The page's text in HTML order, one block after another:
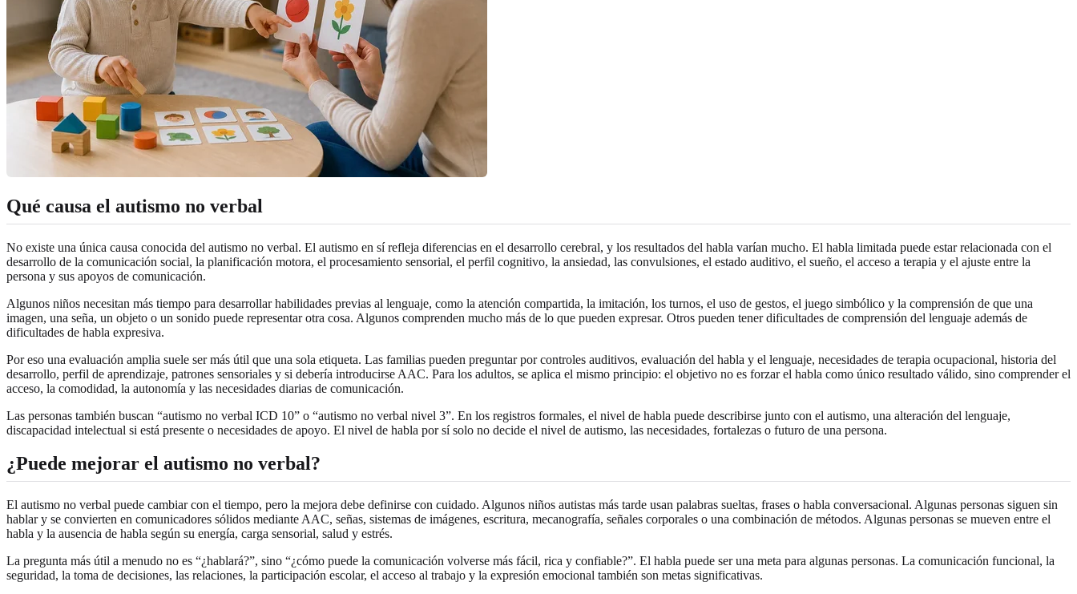
Qué causa el autismo no verbal
No existe una única causa conocida del autismo no verbal. El autismo en sí refleja diferencias en el desarrollo cerebral, y los resultados del habla varían mucho. El habla limitada puede estar relacionada con el
desarrollo de la comunicación social, la planificación motora, el procesamiento sensorial, el perfil cognitivo, la ansiedad, las convulsiones, el estado auditivo, el sueño, el acceso a terapia y el ajuste entre la
persona y sus apoyos de comunicación.
Algunos niños necesitan más tiempo para desarrollar habilidades previas al lenguaje, como la atención compartida, la imitación, los turnos, el uso de gestos, el juego simbólico y la comprensión de que una
imagen, una seña, un objeto o un sonido puede representar otra cosa. Algunos comprenden mucho más de lo que pueden expresar. Otros pueden tener dificultades de comprensión del lenguaje además de
dificultades de habla expresiva.
Por eso una evaluación amplia suele ser más útil que una sola etiqueta. Las familias pueden preguntar por controles auditivos, evaluación del habla y el lenguaje, necesidades de terapia ocupacional, historia del
desarrollo, perfil de aprendizaje, patrones sensoriales y si debería introducirse AAC. Para los adultos, se aplica el mismo principio: el objetivo no es forzar el habla como único resultado válido, sino comprender el
acceso, la comodidad, la autonomía y las necesidades diarias de comunicación.
Las personas también buscan “autismo no verbal ICD 10” o “autismo no verbal nivel 3”. En los registros formales, el nivel de habla puede describirse junto con el autismo, una alteración del lenguaje,
discapacidad intelectual si está presente o necesidades de apoyo. El nivel de habla por sí solo no decide el nivel de autismo, las necesidades, fortalezas o futuro de una persona.
¿Puede mejorar el autismo no verbal?
El autismo no verbal puede cambiar con el tiempo, pero la mejora debe definirse con cuidado. Algunos niños autistas más tarde usan palabras sueltas, frases o habla conversacional. Algunas personas siguen sin
hablar y se convierten en comunicadores sólidos mediante AAC, señas, sistemas de imágenes, escritura, mecanografía, señales corporales o una combinación de métodos. Algunas personas se mueven entre el
habla y la ausencia de habla según su energía, carga sensorial, salud y estrés.
La pregunta más útil a menudo no es “¿hablará?”, sino “¿cómo puede la comunicación volverse más fácil, rica y confiable?”. El habla puede ser una meta para algunas personas. La comunicación funcional, la
seguridad, la toma de decisiones, las relaciones, la participación escolar, el acceso al trabajo y la expresión emocional también son metas significativas.